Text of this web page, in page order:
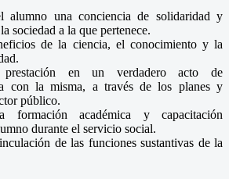
alumno una conciencia de solidaridad y
sociedad a la que pertenece.
de la ciencia, el conocimiento y la
prestación en un verdadero acto de
con la misma, a través de los planes y
público.
académica y capacitación
durante el servicio social.
de las funciones sustantivas de la